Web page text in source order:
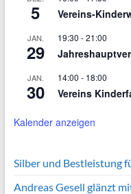
5 Vereins-
JAN.
29
19:30 -21:00
JAN.
30
14:00 - 18:00
Vereins
Kalender anzeigen
Silber und Bestleistung
Andreas Gesell glänzt